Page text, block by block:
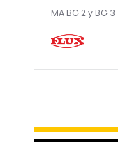
MA BG 2 y BG 3